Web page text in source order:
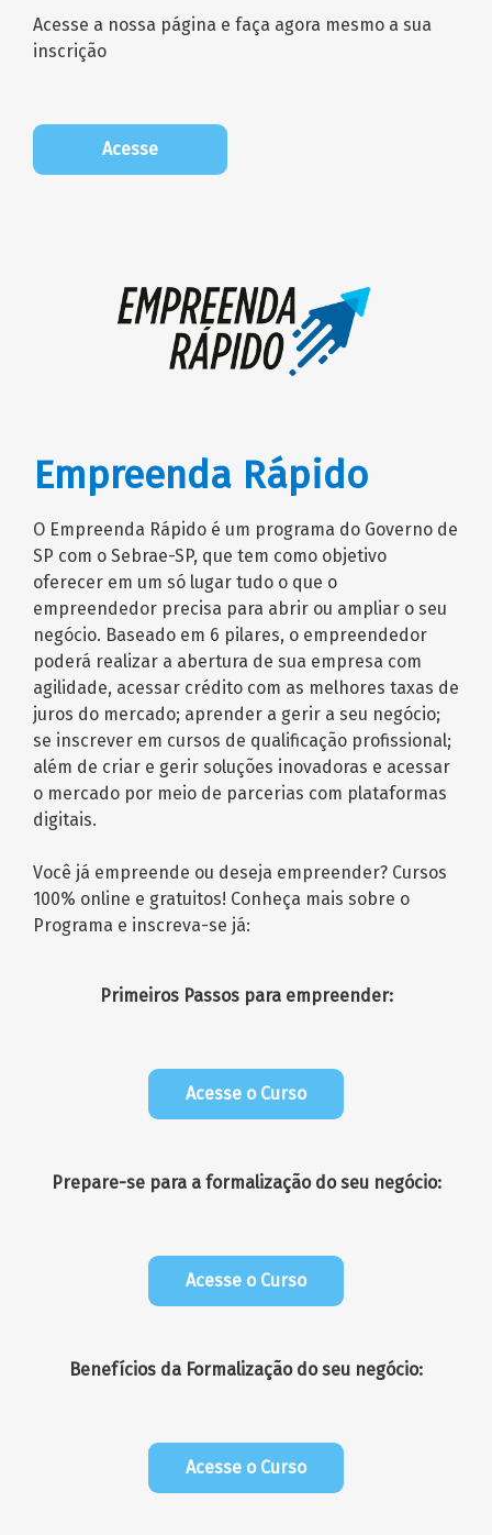
Acesse a nossa página e faça agora mesmo a sua
inscrição
Acesse
Empreenda Rápido
O Empreenda Rápido é um programa do Governo de
SP com o Sebrae-SP, que tem como objetivo
oferecer em um só lugar tudo o que o
empreendedor precisa para abrir ou ampliar o seu
negócio. Baseado em 6 pilares, o empreendedor
poderá realizar a abertura de sua empresa com
agilidade, acessar crédito com as melhores taxas de
juros do mercado; aprender a gerir a seu negócio;
se inscrever em cursos de qualificação profissional;
além de criar e gerir soluções inovadoras e acessar
o mercado por meio de parcerias com plataformas
digitais.
Você já empreende ou deseja empreender? Cursos
100% online e gratuitos! Conheça mais sobre o
Programa e inscreva-se já:
Primeiros Passos para empreender:
Acesse o Curso
Prepare-se para a formalização do seu negócio:
Acesse o Curso
Benefícios da Formalização do seu negócio:
Acesse o Curso